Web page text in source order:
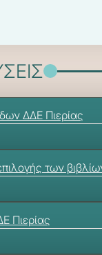
ΔΔΕ Πιερίας
των
Πιερίας